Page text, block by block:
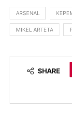
ARSENAL
MIKEL ARTETA
SHARE